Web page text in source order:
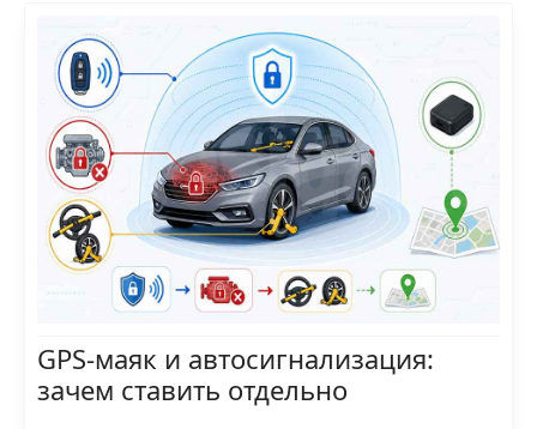
GPS-маяк и автосигнализация:
зачем ставить отдельно